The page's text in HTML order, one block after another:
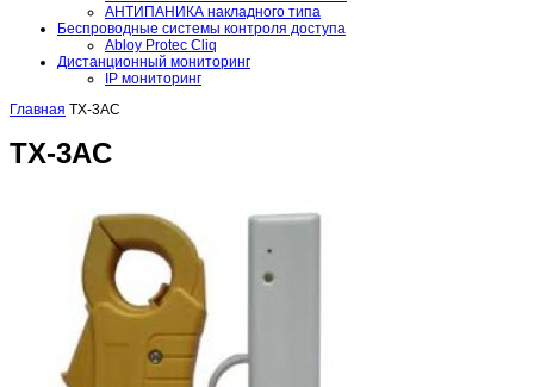
АНТИПАНИКА накладного типа
Беспроводные системы контроля доступа
Abloy Protec Cliq
Дистанционный мониторинг
IP мониторинг
Главная TX-3AC
TX-3AC